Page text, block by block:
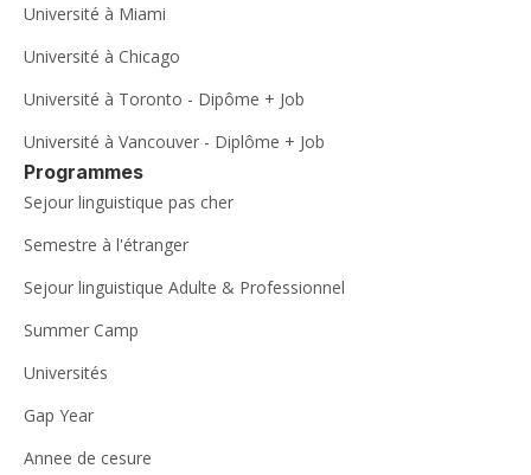
Université à Miami
Université à Chicago
Université à Toronto - Dipôme + Job
Université à Vancouver - Diplôme + Job
Programmes
Sejour linguistique pas cher
Semestre à l'étranger
Sejour linguistique Adulte & Professionnel
Summer Camp
Universités
Gap Year
Annee de cesure